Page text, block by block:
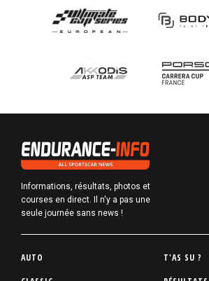
Informations, résultats, photos et
courses en direct. Il n'y a pas une
seule journée sans news !
P
AUTO
T'AS SU ?